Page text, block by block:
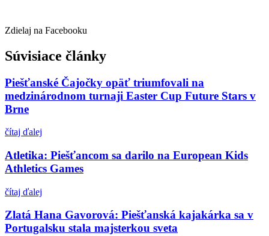
Zdielaj na Facebooku
Súvisiace články
Piešťanské Čajočky opäť triumfovali na
medzinárodnom turnaji Easter Cup Future Stars v
Brne
čítaj ďalej
Atletika: Piešťancom sa darilo na European Kids
Athletics Games
čítaj ďalej
Zlatá Hana Gavorová: Piešťanská kajakárka sa v
Portugalsku stala majsterkou sveta